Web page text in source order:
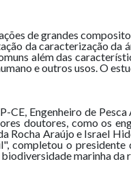
de grandes
da caracterização
além das
e outros usos. O
CE, Engenheiro de
doutores, como os
Rocha Araújo e Israel
completou o
marinha da